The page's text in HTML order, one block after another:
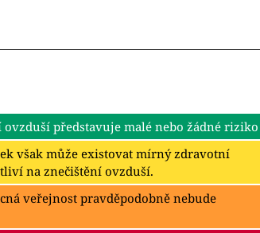
představuje malé nebo žádné riziko
však může existovat mírný zdravotní
na znečištění ovzduší.
veřejnost pravděpodobně nebude